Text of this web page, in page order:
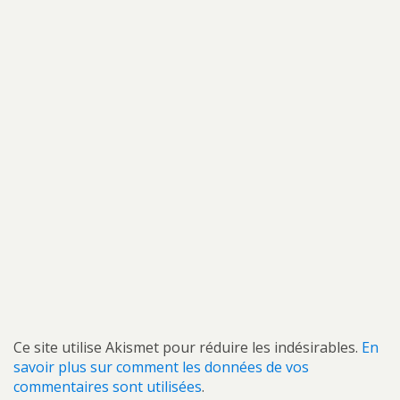
Ce site utilise Akismet pour réduire les indésirables. En
savoir plus sur comment les données de vos
commentaires sont utilisées.